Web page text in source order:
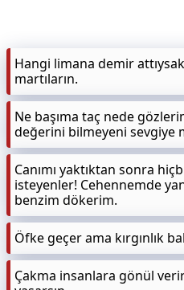
Hangi limana demir
martıların.
Ne başıma taç nede
değerini bilmeyeni sevgiye
Canımı yaktıktan sonra
isteyenler! Cehennemde
benzim dökerim.
Öfke geçer ama kırgınlık
Çakma insanlara gönül